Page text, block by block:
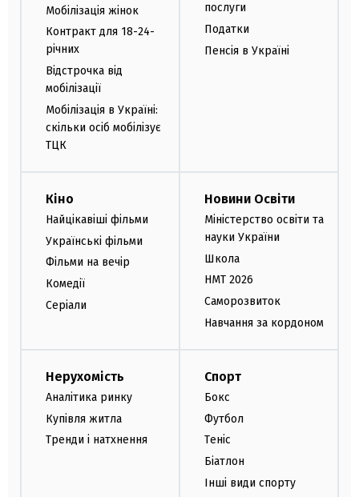
Мобілізація жінок
Контракт для 18-24-
річних
Відстрочка від
мобілізації
Мобілізація в Україні:
скільки осіб мобілізує
ТЦК
послуги
Податки
Пенсія в Україні
Кіно
Найцікавіші фільми
Українські фільми
Фільми на вечір
Комедії
Серіали
Новини Освіти
Міністерство освіти та
науки України
Школа
НМТ 2026
Саморозвиток
Навчання за кордоном
Нерухомість
Аналітика ринку
Купівля житла
Тренди і натхнення
Спорт
Бокс
Футбол
Теніс
Біатлон
Інші види спорту